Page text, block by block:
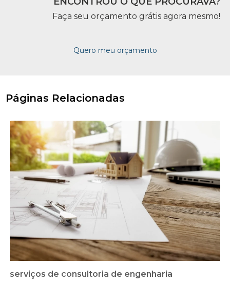
Faça seu orçamento grátis agora mesmo!
Quero meu orçamento
Páginas Relacionadas
serviços de consultoria de engenharia